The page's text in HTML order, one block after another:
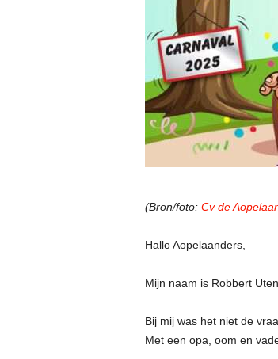
(Bron/foto:Cv de
Hallo Aopelaanders,
Mijn naam is Robbert
Bij mij was het niet de
Met een opa, oom en